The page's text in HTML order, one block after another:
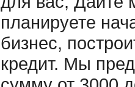
планируете
бизнес,
кредит. Мы